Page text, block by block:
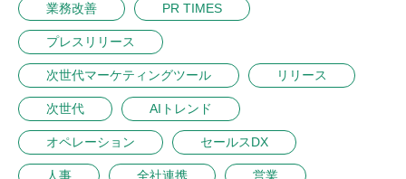
業務改善 PR TIMES
プレスリリース
次世代マーケティングツール リリース
次世代 AIトレンド
オペレーション セールスDX
人事 全社連携 営業